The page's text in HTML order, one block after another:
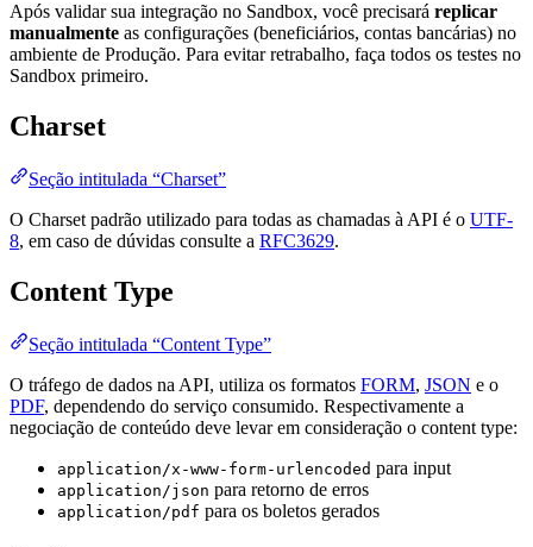
Após validar sua integração no Sandbox, você precisará replicar
manualmente as configurações (beneficiários, contas bancárias) no
ambiente de Produção. Para evitar retrabalho, faça todos os testes no
Sandbox primeiro.
Charset
Seção intitulada “Charset”
O Charset padrão utilizado para todas as chamadas à API é o UTF-
8, em caso de dúvidas consulte a RFC3629.
Content Type
Seção intitulada “Content Type”
O tráfego de dados na API, utiliza os formatos FORM, JSON e o
PDF, dependendo do serviço consumido. Respectivamente a
negociação de conteúdo deve levar em consideração o content type:
application/x-www-form-urlencoded para input
application/json para retorno de erros
application/pdf para os boletos gerados